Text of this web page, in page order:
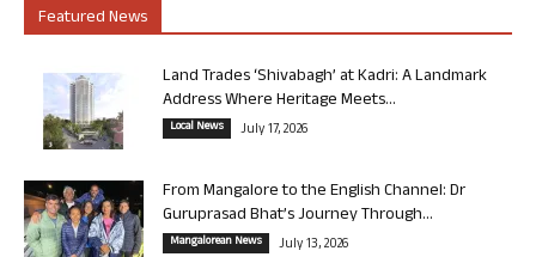
Featured News
Land Trades ‘Shivabagh’ at Kadri: A Landmark
Address Where Heritage Meets...
Local News July 17, 2026
From Mangalore to the English Channel: Dr
Guruprasad Bhat’s Journey Through...
Mangalorean News July 13, 2026